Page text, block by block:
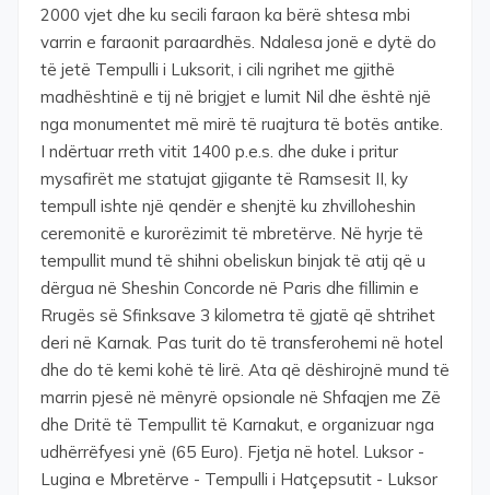
2000 vjet dhe ku secili faraon ka bërë shtesa mbi
varrin e faraonit paraardhës. Ndalesa jonë e dytë do
të jetë Tempulli i Luksorit, i cili ngrihet me gjithë
madhështinë e tij në brigjet e lumit Nil dhe është një
nga monumentet më mirë të ruajtura të botës antike.
I ndërtuar rreth vitit 1400 p.e.s. dhe duke i pritur
mysafirët me statujat gjigante të Ramsesit II, ky
tempull ishte një qendër e shenjtë ku zhvilloheshin
ceremonitë e kurorëzimit të mbretërve. Në hyrje të
tempullit mund të shihni obeliskun binjak të atij që u
dërgua në Sheshin Concorde në Paris dhe fillimin e
Rrugës së Sfinksave 3 kilometra të gjatë që shtrihet
deri në Karnak. Pas turit do të transferohemi në hotel
dhe do të kemi kohë të lirë. Ata që dëshirojnë mund të
marrin pjesë në mënyrë opsionale në Shfaqjen me Zë
dhe Dritë të Tempullit të Karnakut, e organizuar nga
udhërrëfyesi ynë (65 Euro). Fjetja në hotel. Luksor -
Lugina e Mbretërve - Tempulli i Hatçepsutit - Luksor